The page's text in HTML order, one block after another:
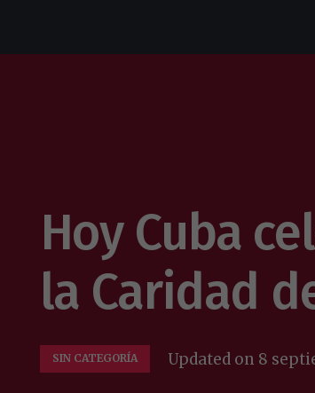
Hoy Cuba
la Caridad
SIN CATEGORÍA Updated on 8